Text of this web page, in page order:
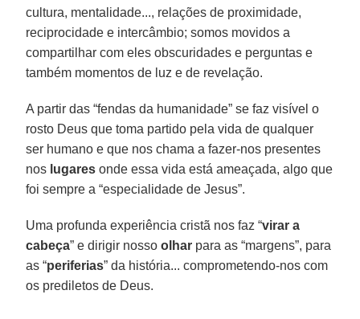
cultura, mentalidade..., relações de proximidade,
reciprocidade e intercâmbio; somos movidos a
compartilhar com eles obscuridades e perguntas e
também momentos de luz e de revelação.
A partir das “fendas da humanidade” se faz visível o
rosto Deus que toma partido pela vida de qualquer
ser humano e que nos chama a fazer-nos presentes
nos lugares onde essa vida está ameaçada, algo que
foi sempre a “especialidade de Jesus”.
Uma profunda experiência cristã nos faz “virar a
cabeça” e dirigir nossoolhar para as “margens”, para
as “periferias” da história... comprometendo-nos com
os prediletos de Deus.